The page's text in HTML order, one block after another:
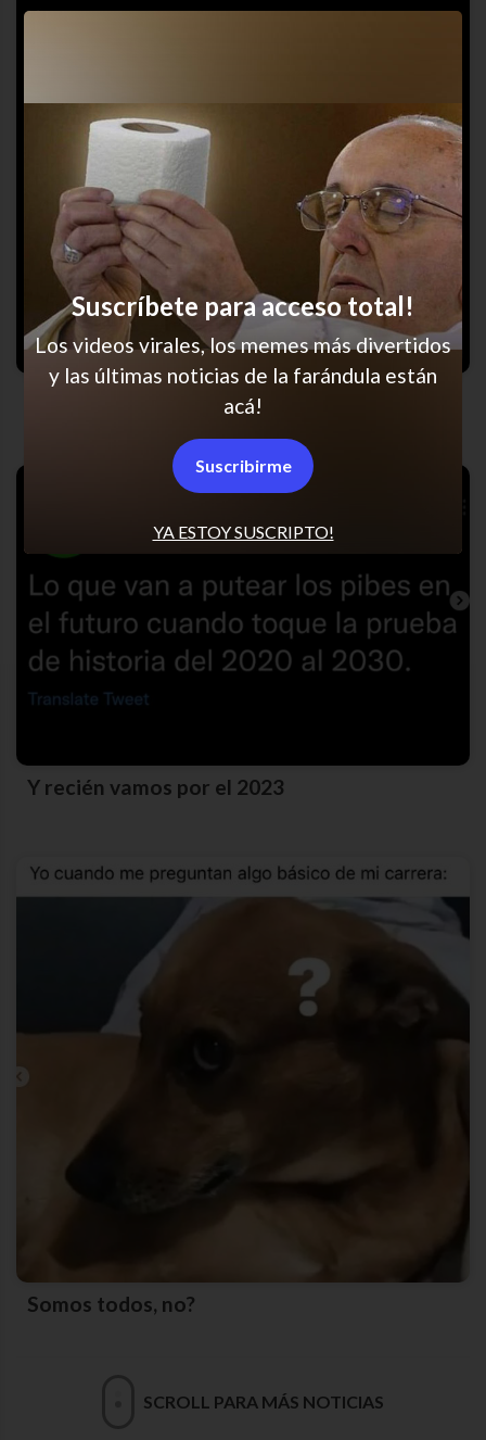
Es una tortura esto
Y recién vamos por el 2023
Somos todos, no?
SCROLL PARA MÁS NOTICIAS
YA ESTOY SUSCRIPTO!
Suscríbete para acceso total!
Los videos virales, los memes más divertidos
y las últimas noticias de la farándula están
acá!
Suscribirme